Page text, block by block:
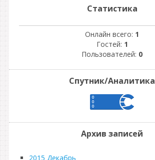
Статистика
Онлайн всего: 1
Гостей: 1
Пользователей: 0
Спутник/Аналитика
Архив записей
2015 Декабрь